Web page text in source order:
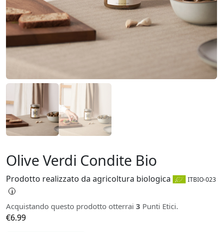
Olive Verdi Condite Bio
Prodotto realizzato da agricoltura biologica ITBIO-023
i
Acquistando questo prodotto otterrai 3 Punti Etici.
€6.99